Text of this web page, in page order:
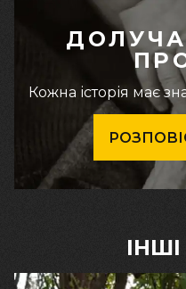
Кожна історія має
ІНШІ